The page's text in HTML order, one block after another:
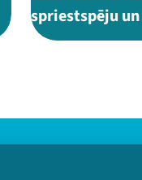
spriestspēju